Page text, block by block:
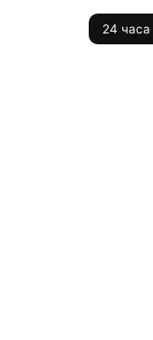
24 часа